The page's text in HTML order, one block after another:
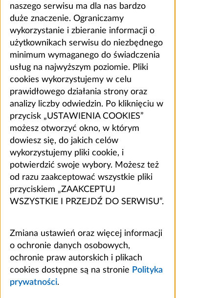
naszego serwisu ma dla nas bardzo
duże znaczenie. Ograniczamy
wykorzystanie i zbieranie informacji o
użytkownikach serwisu do niezbędnego
minimum wymaganego do świadczenia
usług na najwyższym poziomie. Pliki
cookies wykorzystujemy w celu
prawidłowego działania strony oraz
analizy liczby odwiedzin. Po kliknięciu w
przycisk „USTAWIENIA COOKIES”
możesz otworzyć okno, w którym
dowiesz się, do jakich celów
wykorzystujemy pliki cookie, i
potwierdzić swoje wybory. Możesz też
od razu zaakceptować wszystkie pliki
przyciskiem „ZAAKCEPTUJ
WSZYSTKIE I PRZEJDŹ DO SERWISU”.
Zmiana ustawień oraz więcej informacji
o ochronie danych osobowych,
ochronie praw autorskich i plikach
cookies dostępne są na stronie Polityka
prywatności.